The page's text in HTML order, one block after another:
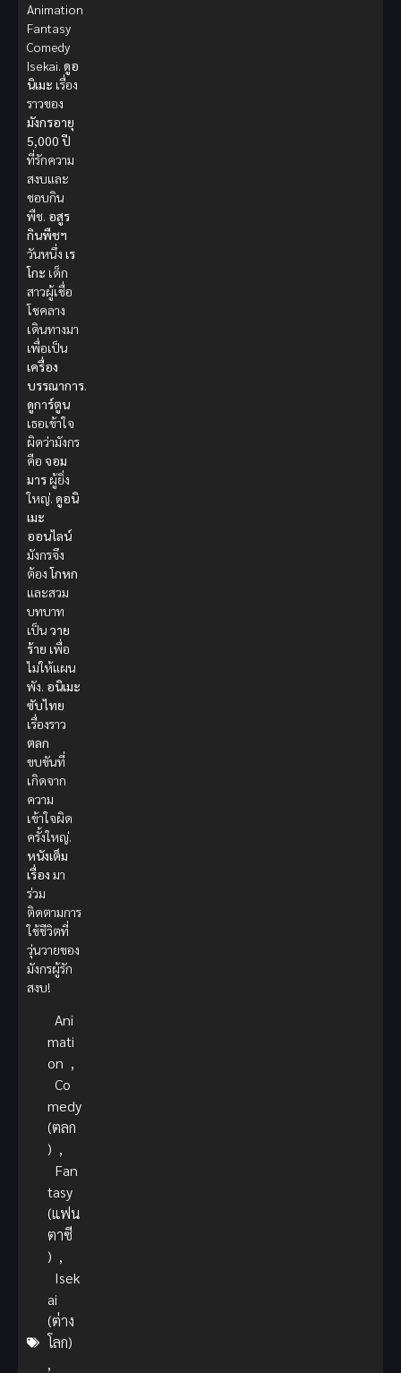
Animation
Fantasy
Comedy
Isekai. ดูอ
นิเมะ เรื่อง
ราวของ
มังกรอายุ
5,000 ปี
ที่รักความ
สงบและ
ชอบกิน
พืช. อสูร
กินพืชฯ
วันหนึ่ง เร
โกะ เด็ก
สาวผู้เชื่อ
โชคลาง
เดินทางมา
เพื่อเป็น
เครื่อง
บรรณาการ.
ดูการ์ตูน
เธอเข้าใจ
ผิดว่ามังกร
คือ จอม
มาร ผู้ยิ่ง
ใหญ่. ดูอนิ
เมะ
ออนไลน์
มังกรจึง
ต้องโกหก
และสวม
บทบาท
เป็น วาย
ร้าย เพื่อ
ไม่ให้แผน
พัง. อนิเมะ
ซับไทย
เรื่องราว
ตลก
ขบขันที่
เกิดจาก
ความ
เข้าใจผิด
ครั้งใหญ่.
หนังเต็ม
เรื่อง มา
ร่วม
ติดตามการ
ใช้ชีวิตที่
วุ่นวายของ
มังกรผู้รัก
สงบ!
Ani
mati
on ,
Co
medy
(ตลก
) ,
Fan
tasy
(แฟน
ตาซี
) ,
Isek
ai
(ต่าง
โลก)
,